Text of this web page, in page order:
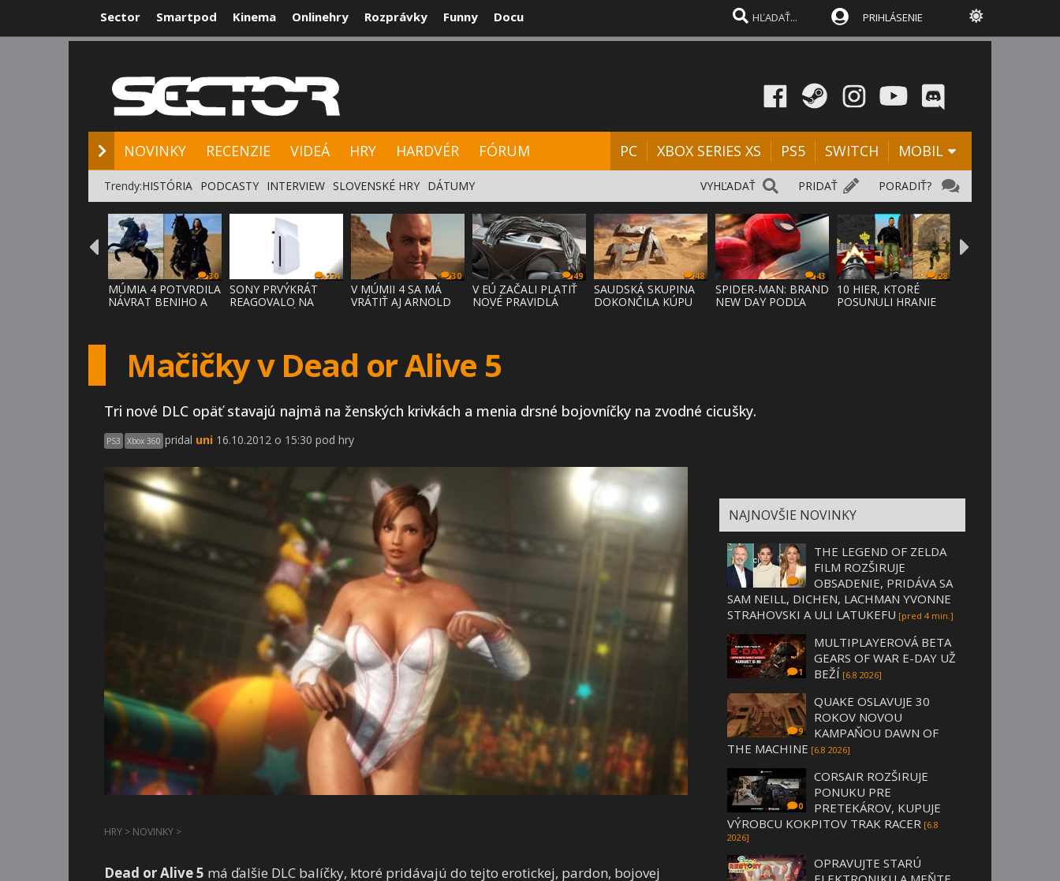
Sector Smartpod Kinema Onlinehry Rozprávky Funny Docu PRIHLÁSENIE
NOVINKY RECENZIE VIDEÁ HRY HARDVÉR FÓRUM PC XBOX SERIES XS PS5 SWITCH MOBIL
PORADIŤ?
PRIDAŤ
VYHĽADAŤ
Trendy:HISTÓRIA PODCASTY INTERVIEW SLOVENSKÉ HRY DÁTUMY
30
MÚMIA 4 POTVRDILA
NÁVRAT BENIHO A
274
SONY PRVÝKRÁT
REAGOVALO NA
30
V MÚMII 4 SA MÁ
VRÁTIŤ AJ ARNOLD
49
V EÚ ZAČALI PLATIŤ
NOVÉ PRAVIDLÁ
48
SAUDSKÁ SKUPINA
DOKONČILA KÚPU
43
SPIDER-MAN: BRAND
NEW DAY PODĽA
28
10 HIER, KTORÉ
POSUNULI HRANIE
Mačičky v Dead or Alive 5
Tri nové DLC opäť stavajú najmä na ženských krivkách a menia drsné bojovníčky na zvodné cicušky.
PS3 Xbox 360 pridal uni 16.10.2012 o 15:30 pod hry
HRY > NOVINKY >
Dead or Alive 5 má ďalšie DLC balíčky, ktoré pridávajú do tejto erotickej, pardon, bojovej
NAJNOVŠIE NOVINKY
0
THE LEGEND OF ZELDA
FILM ROZŠIRUJE
OBSADENIE, PRIDÁVA SA
SAM NEILL, DICHEN, LACHMAN YVONNE
STRAHOVSKI A ULI LATUKEFU [pred 4 min.]
1
MULTIPLAYEROVÁ BETA
GEARS OF WAR E-DAY UŽ
BEŽÍ [6.8 2026]
9
QUAKE OSLAVUJE 30
ROKOV NOVOU
KAMPAŇOU DAWN OF
THE MACHINE [6.8 2026]
0
CORSAIR ROZŠIRUJE
PONUKU PRE
PRETEKÁROV, KUPUJE
VÝROBCU KOKPITOV TRAK RACER [6.8
2026]
OPRAVUJTE STARÚ